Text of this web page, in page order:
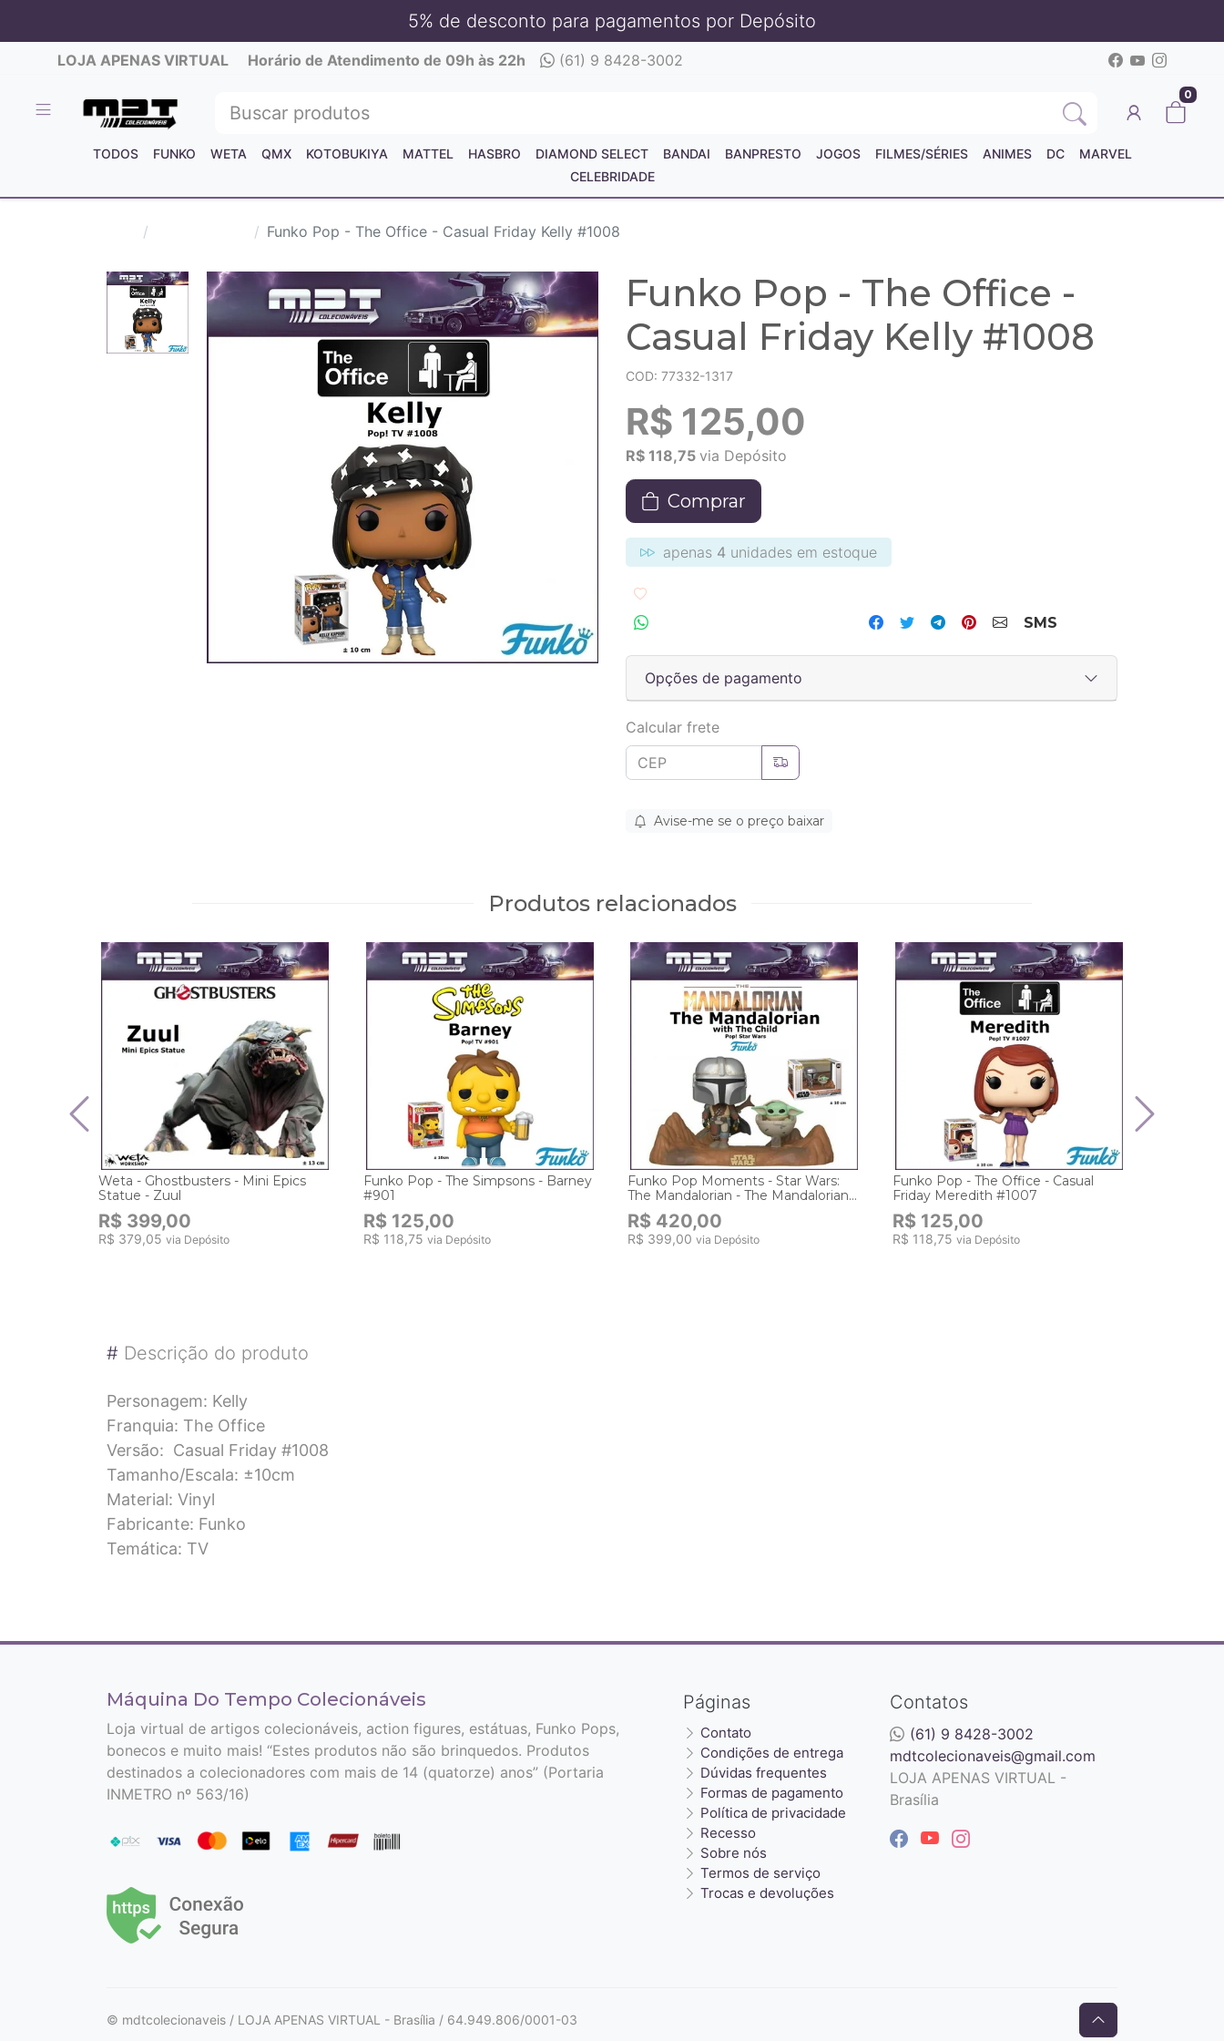
5% de desconto para pagamentos por Depósito
LOJA APENAS VIRTUAL Horário de Atendimento de 09h às 22h (61) 9 8428-3002
0
TODOS FUNKO WETA QMX KOTOBUKIYA MATTEL HASBRO DIAMOND SELECT BANDAI BANPRESTO JOGOS FILMES/SÉRIES ANIMES DC
MARVEL
CELEBRIDADE
Funko Pop - The Office - Casual Friday Kelly #1008
Funko Pop - The Office -
Casual Friday Kelly #1008
COD: 77332-1317
R$ 125,00
R$ 118,75 via Depósito
Comprar
apenas 4 unidades em estoque
SMS
Opções de pagamento
Calcular frete
Avise-me se o preço baixar
Produtos relacionados
Weta - Ghostbusters - Mini Epics
Statue - Zuul
R$ 399,00
R$ 379,05 via Depósito
Funko Pop - The Simpsons - Barney
#901
R$ 125,00
R$ 118,75 via Depósito
Funko Pop Moments - Star Wars:
The Mandalorian - The Mandalorian
With The Child #390
R$ 420,00
R$ 399,00 via Depósito
Funko Pop - The Office - Casual
Friday Meredith #1007
R$ 125,00
R$ 118,75 via Depósito
# Descrição do produto
Personagem: Kelly
Franquia: The Office
Versão: Casual Friday #1008
Tamanho/Escala: ±10cm
Material: Vinyl
Fabricante: Funko
Temática: TV
Contatos
(61) 9 8428-3002
mdtcolecionaveis@gmail.com
LOJA APENAS VIRTUAL -
Brasília
Páginas
Contato
Condições de entrega
Dúvidas frequentes
Formas de pagamento
Política de privacidade
Recesso
Sobre nós
Termos de serviço
Trocas e devoluções
Máquina Do Tempo Colecionáveis
Loja virtual de artigos colecionáveis, action figures, estátuas, Funko Pops,
bonecos e muito mais! “Estes produtos não são brinquedos. Produtos
destinados a colecionadores com mais de 14 (quatorze) anos” (Portaria
INMETRO nº 563/16)
© mdtcolecionaveis / LOJA APENAS VIRTUAL - Brasília / 64.949.806/0001-03